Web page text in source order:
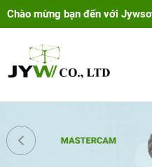
Chào mừng bạn đến với
đây để giúp bạn!